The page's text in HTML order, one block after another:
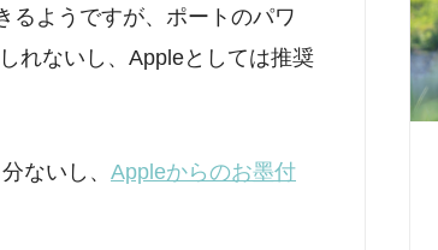
るようですが、ポートのパワ
れないし、Appleとしては推奨
ないし、 Appleからのお墨付